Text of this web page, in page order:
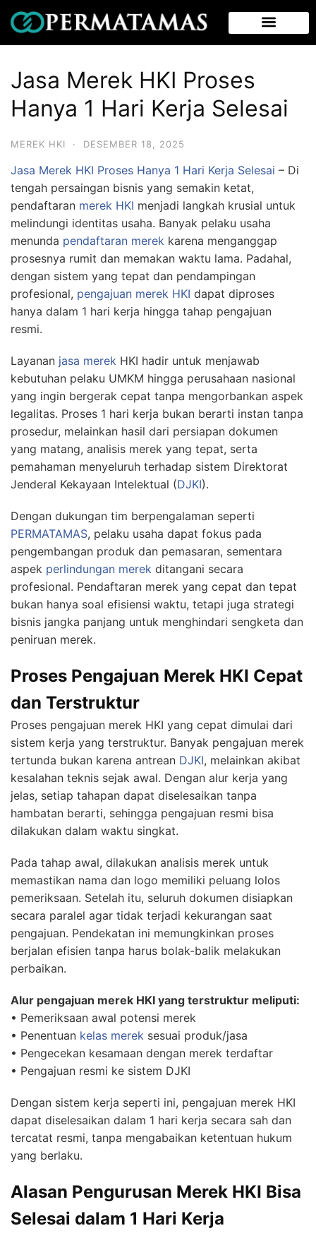
Jasa Merek HKI Proses
Hanya 1 Hari Kerja Selesai
MEREK HKI · DESEMBER 18, 2025
Jasa Merek HKI Proses Hanya 1 Hari Kerja Selesai – Di
tengah persaingan bisnis yang semakin ketat,
pendaftaran merek HKI menjadi langkah krusial untuk
melindungi identitas usaha. Banyak pelaku usaha
menunda pendaftaran merek karena menganggap
prosesnya rumit dan memakan waktu lama. Padahal,
dengan sistem yang tepat dan pendampingan
profesional, pengajuan merek HKI dapat diproses
hanya dalam 1 hari kerja hingga tahap pengajuan
resmi.
Layanan jasa merek HKI hadir untuk menjawab
kebutuhan pelaku UMKM hingga perusahaan nasional
yang ingin bergerak cepat tanpa mengorbankan aspek
legalitas. Proses 1 hari kerja bukan berarti instan tanpa
prosedur, melainkan hasil dari persiapan dokumen
yang matang, analisis merek yang tepat, serta
pemahaman menyeluruh terhadap sistem Direktorat
Jenderal Kekayaan Intelektual (DJKI).
Dengan dukungan tim berpengalaman seperti
PERMATAMAS, pelaku usaha dapat fokus pada
pengembangan produk dan pemasaran, sementara
aspek perlindungan merek ditangani secara
profesional. Pendaftaran merek yang cepat dan tepat
bukan hanya soal efisiensi waktu, tetapi juga strategi
bisnis jangka panjang untuk menghindari sengketa dan
peniruan merek.
Proses Pengajuan Merek HKI Cepat
dan Terstruktur
Proses pengajuan merek HKI yang cepat dimulai dari
sistem kerja yang terstruktur. Banyak pengajuan merek
tertunda bukan karena antrean DJKI, melainkan akibat
kesalahan teknis sejak awal. Dengan alur kerja yang
jelas, setiap tahapan dapat diselesaikan tanpa
hambatan berarti, sehingga pengajuan resmi bisa
dilakukan dalam waktu singkat.
Pada tahap awal, dilakukan analisis merek untuk
memastikan nama dan logo memiliki peluang lolos
pemeriksaan. Setelah itu, seluruh dokumen disiapkan
secara paralel agar tidak terjadi kekurangan saat
pengajuan. Pendekatan ini memungkinkan proses
berjalan efisien tanpa harus bolak-balik melakukan
perbaikan.
Alur pengajuan merek HKI yang terstruktur meliputi:
• Pemeriksaan awal potensi merek
• Penentuan kelas merek sesuai produk/jasa
• Pengecekan kesamaan dengan merek terdaftar
• Pengajuan resmi ke sistem DJKI
Dengan sistem kerja seperti ini, pengajuan merek HKI
dapat diselesaikan dalam 1 hari kerja secara sah dan
tercatat resmi, tanpa mengabaikan ketentuan hukum
yang berlaku.
Alasan Pengurusan Merek HKI Bisa
Selesai dalam 1 Hari Kerja